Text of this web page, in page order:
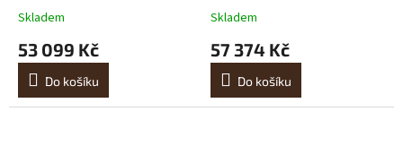
Skladem
53 099 Kč
Do košíku
Skladem
57 374 Kč
Do košíku